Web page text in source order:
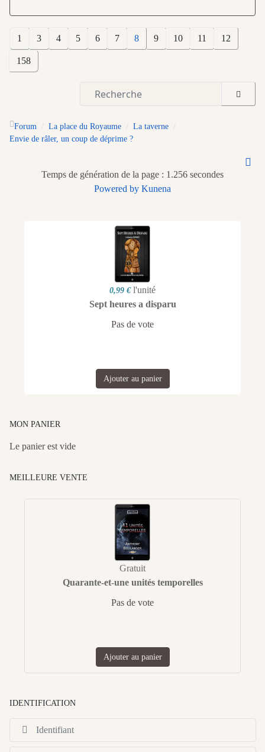
1 3 4 5 6 7 8 9 10 11 12
158
Forum La place du Royaume
La taverne
Envie de râler, un coup de déprime ?
Temps de génération de la page : 1.256 secondes
Powered by Kunena
0,99 € l'unité
Sept heures a disparu
Pas de vote
Ajouter au panier
MON PANIER
Le panier est vide
MEILLEURE VENTE
Gratuit
Quarante-et-une unités temporelles
Pas de vote
Ajouter au panier
IDENTIFICATION